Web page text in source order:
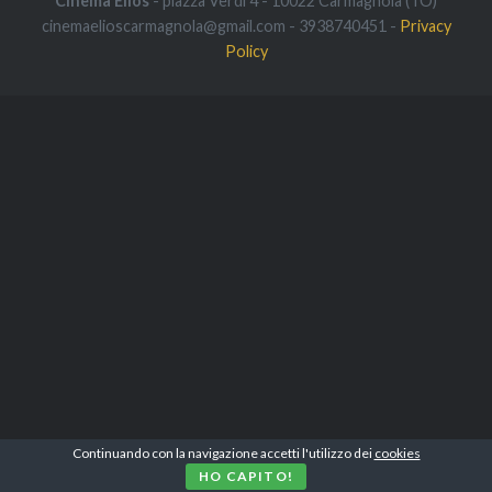
cinemaelioscarmagnola@gmail.com - 3938740451 - Privacy
Policy
Continuando con la navigazione accetti l'utilizzo dei cookies
HO CAPITO!